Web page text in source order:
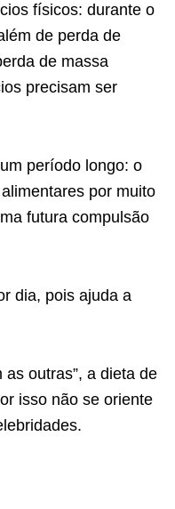
físicos: durante o
de perda de
de massa
precisam ser
período longo: o
por muito
futura compulsão
dia, pois ajuda a
as outras”, a dieta de
isso não se oriente